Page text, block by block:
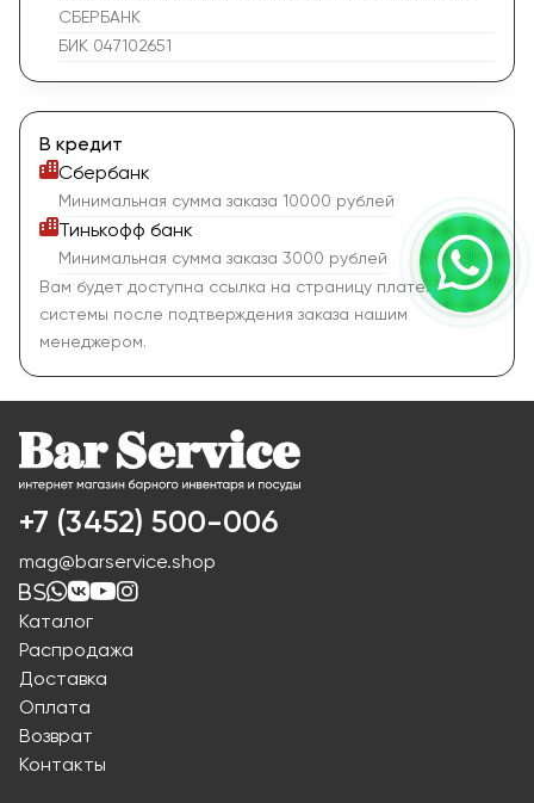
СБЕРБАНК
БИК 047102651
В кредит
Сбербанк
Минимальная сумма заказа 10000 рублей
Тинькофф банк
Минимальная сумма заказа 3000 рублей
Вам будет доступна ссылка на страницу платежной
системы после подтверждения заказа нашим
менеджером.
+7 (3452) 500-006
mag@barservice.shop
Каталог
Распродажа
Доставка
Оплата
Возврат
Контакты